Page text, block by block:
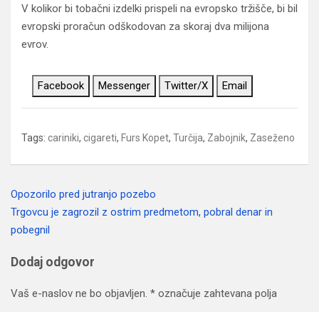
V kolikor bi tobačni izdelki prispeli na evropsko tržišče, bi bil
evropski proračun odškodovan za skoraj dva milijona
evrov.
Facebook Messenger Twitter/X Email
Tags: cariniki, cigareti, Furs Kopet, Turčija, Zabojnik, Zaseženo
Navigacija
prispevka
Opozorilo pred jutranjo pozebo
Trgovcu je zagrozil z ostrim predmetom, pobral denar in
pobegnil
Dodaj odgovor
Vaš e-naslov ne bo objavljen. * označuje zahtevana polja